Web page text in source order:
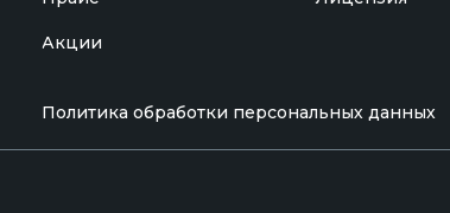
Политика обработки персональных данных
Акции
врача-специалиста. Вся содержащаяся на
какими-либо лицами за ущерб или убытки, понесённые